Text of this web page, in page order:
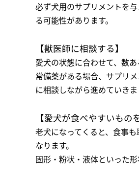
必ず犬用のサプリメントを
る可能性があります。
【獣医師に相談する】
愛犬の状態に合わせて、数
常備薬がある場合、サプリ
に相談しながら進めていきま
【愛犬が食べやすいもの
老犬になってくると、食事
なります。
固形・粉状・液体といった